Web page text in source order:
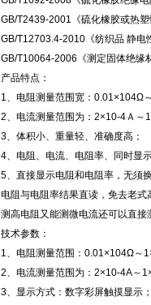
GB/T2439-2001《硫化橡胶或热
GB/T12703.4-2010《纺织品 静电
GB/T10064-2006《测定固体绝缘
产品特点：
1、电阻测量范围宽：0.01×104Ω
2、电流测量范围为：2×10-4Ａ～
3、体积小、重量轻、准确度高；
4、电阻、电流、电阻率、同时显
5、直接显示电阻和电阻率，无须
电阻与电阻率结果直读，免去老
测高电阻又能测微电流还可以直接
技术参数：
1、电阻测量范围：0.01×104Ω～
2、电流测量范围为：2×10-4A～
3、显示方式：数字彩屏触摸显示；